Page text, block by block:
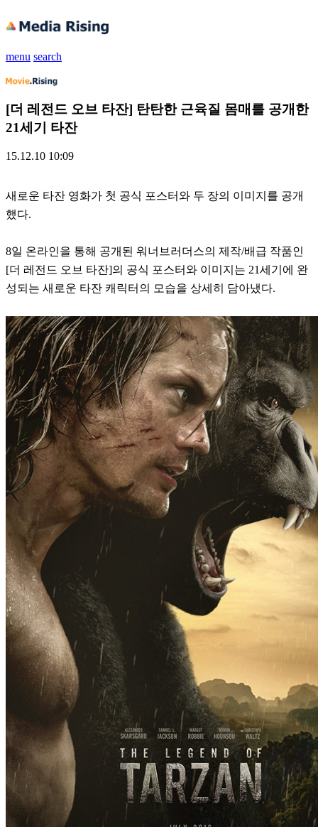
menu search
[더 레전드 오브 타잔] 탄탄한 근육질 몸매를 공개한
21세기 타잔
15.12.10 10:09
새로운 타잔 영화가 첫 공식 포스터와 두 장의 이미지를 공개
했다.
8일 온라인을 통해 공개된 워너브러더스의 제작/배급 작품인
[더 레전드 오브 타잔]의 공식 포스터와 이미지는 21세기에 완
성되는 새로운 타잔 캐릭터의 모습을 상세히 담아냈다.